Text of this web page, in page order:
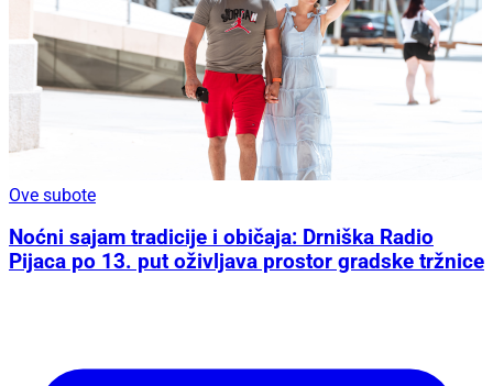
Ove subote
Noćni sajam tradicije i običaja: Drniška Radio
Pijaca po 13. put oživljava prostor gradske tržnice